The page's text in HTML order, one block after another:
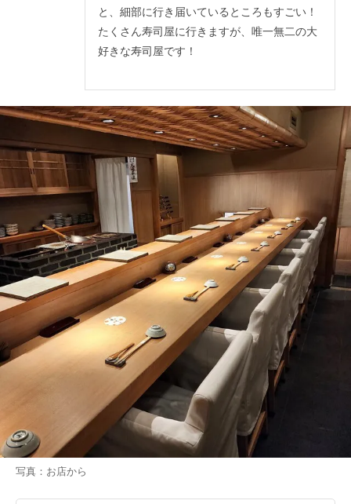
と、細部に行き届いているところもすごい！
たくさん寿司屋に行きますが、唯一無二の大
好きな寿司屋です！
写真：お店から